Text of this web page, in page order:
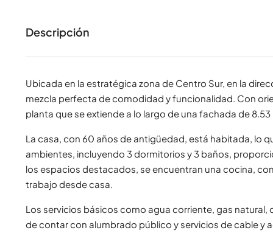
Descripción
Ubicada en la estratégica zona de Centro Sur, en la
mezcla perfecta de comodidad y funcionalidad. Con
planta que se extiende a lo largo de una fachada de
La casa, con 60 años de antigüedad, está habitada, lo
ambientes, incluyendo 3 dormitorios y 3 baños,
los espacios destacados, se encuentran una cocina,
trabajo desde casa.
Los servicios básicos como agua corriente, gas
de contar con alumbrado público y servicios de cable y